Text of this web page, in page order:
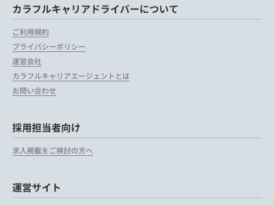
カラフルキャリアドライバーについて
ご利用規約
プライバシーポリシー
運営会社
カラフルキャリアエージェントとは
お問い合わせ
採用担当者向け
求人掲載をご検討の方へ
運営サイト